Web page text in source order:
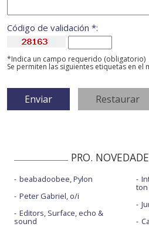
Código de validación *:
*Indica un campo requerido (obligatorio)
Se permiten las siguientes etiquetas en el
PRO.
beabadoobee, Pylon
Peter Gabriel, o/i
Editors, Surface, echo &
sound
ton